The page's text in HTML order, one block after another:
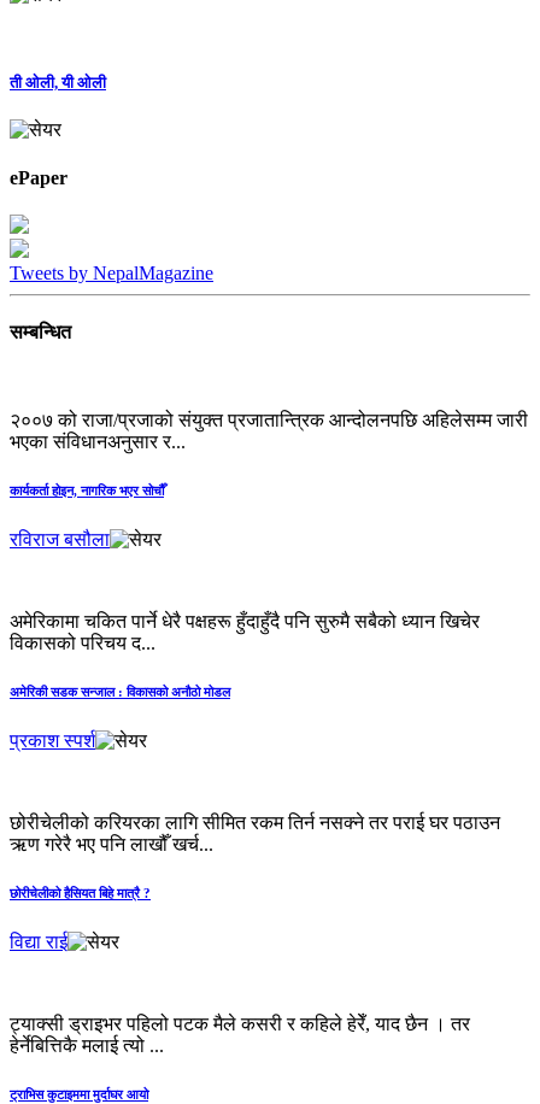
ती ओली, यी ओली
ePaper
Tweets by NepalMagazine
सम्बन्धित
२००७ को राजा/प्रजाको संयुक्त प्रजातान्त्रिक आन्दोलनपछि अहिलेसम्म जारी
भएका संविधानअनुसार र...
कार्यकर्ता होइन, नागरिक भएर सोचौँ
रविराज बसौला
अमेरिकामा चकित पार्ने धेरै पक्षहरू हुँदाहुँदै पनि सुरुमै सबैको ध्यान खिचेर
विकासको परिचय द...
अमेरिकी सडक सन्जाल : विकासको अनौठो मोडल
प्रकाश स्पर्श
छोरीचेलीको करियरका लागि सीमित रकम तिर्न नसक्ने तर पराई घर पठाउन
ऋण गरेरै भए पनि लाखौँ खर्च...
छोरीचेलीको हैसियत बिहे मात्रै ?
विद्या राई
ट्याक्सी ड्राइभर पहिलो पटक मैले कसरी र कहिले हेरेँ, याद छैन । तर
हेर्नेबित्तिकै मलाई त्यो ...
ट्राभिस कुटाइममा मुर्दाघर आयो